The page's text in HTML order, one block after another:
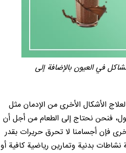
في العيون بالإضافة إلى
الأشكال الأخرى من الإدمان مثل
فنحن نحتاج إلى الطعام من أجل أن
فإن أجسامنا لا تحرق حريرات بقدر
بدنية وتمارين رياضية كافية أو